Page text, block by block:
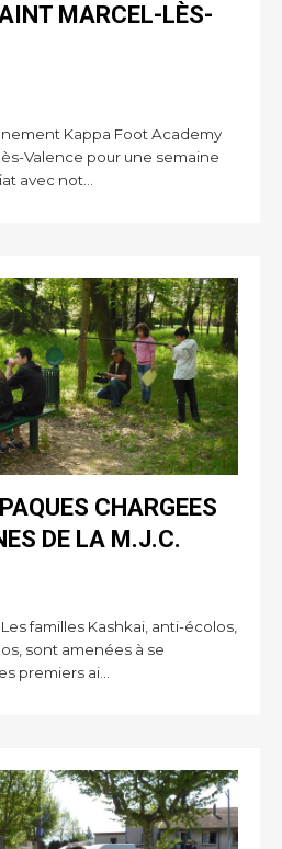
MARCEL-LÈS-
Kappa Foot Academy
Valence pour une semaine
avec not...
CHARGEES
DE LA M.J.C.
Les familles Kashkai, anti-écolos,
sont amenées à se
premiers ai...